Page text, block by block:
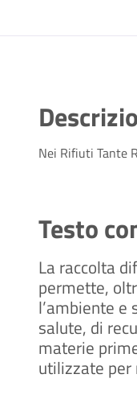
Nei Rifiuti Tante
Testo
La raccolta
permette,
l’ambiente e
salute, di
materie
utilizzate per